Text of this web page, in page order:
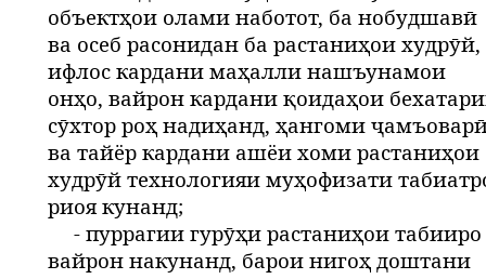
объектҳои олами наботот, ба нобудшавӣ
ва осеб расонидан ба растаниҳои худрӯй,
ифлос кардани маҳалли нашъунамои
онҳо, вайрон кардани қоидаҳои
сӯхтор роҳ надиҳанд, ҳангоми
ва тайёр кардани ашёи хоми растаниҳои
худрӯй технологияи муҳофизати
риоя кунанд;
- пуррагии гурӯҳи растаниҳои табииро
вайрон накунанд, барои нигоҳ доштани